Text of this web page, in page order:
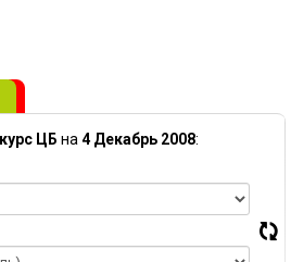
курс ЦБ на 4 Декабрь 2008: